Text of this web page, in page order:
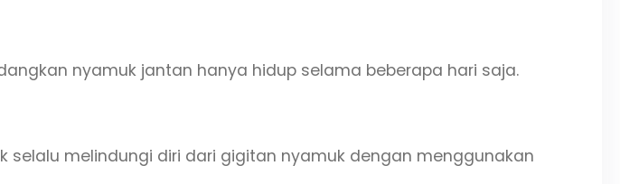
nyamuk jantan hanya hidup selama beberapa hari saja.
selalu melindungi diri dari gigitan nyamuk dengan menggunakan